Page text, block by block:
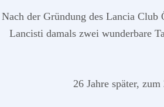
Nach der Gründung des Lancia
Lancisti damals zwei wunderbare
26 Jahre später,